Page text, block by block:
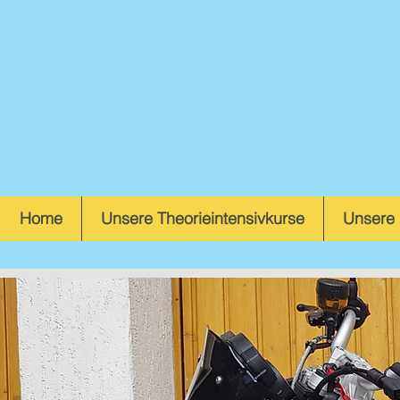
Home Unsere Theorieintensivkurse Unsere